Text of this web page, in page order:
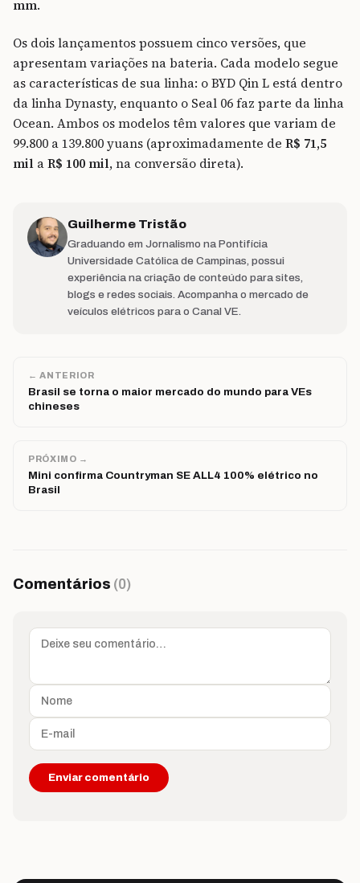
mm.
Os dois lançamentos possuem cinco versões, que
apresentam variações na bateria. Cada modelo segue
as características de sua linha: o BYD Qin L está dentro
da linha Dynasty, enquanto o Seal 06 faz parte da linha
Ocean. Ambos os modelos têm valores que variam de
99.800 a 139.800 yuans (aproximadamente de R$ 71,5
mil aR$ 100 mil, na conversão direta).
Guilherme Tristão
Graduando em Jornalismo na Pontifícia
Universidade Católica de Campinas, possui
experiência na criação de conteúdo para sites,
blogs e redes sociais. Acompanha o mercado de
veículos elétricos para o Canal VE.
← ANTERIOR
Brasil se torna o maior mercado do mundo para VEs
chineses
PRÓXIMO →
Mini confirma Countryman SE ALL4 100% elétrico no
Brasil
Comentários (0)